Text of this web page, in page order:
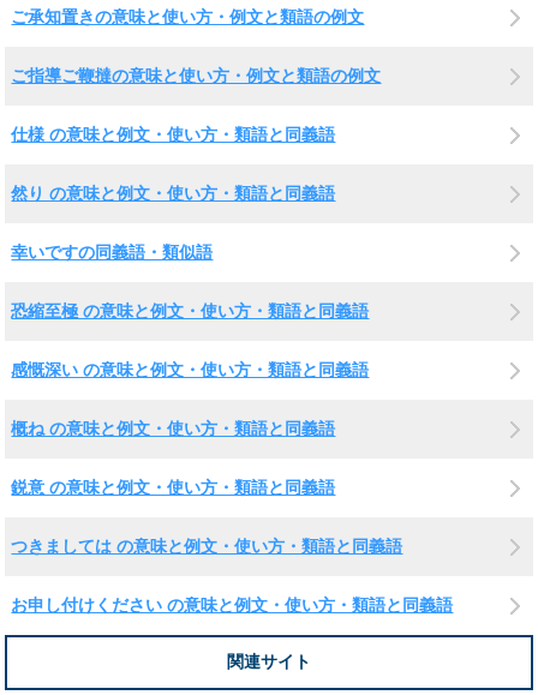
ご承知置きの意味と使い方・例文と類語の例文
ご指導ご鞭撻の意味と使い方・例文と類語の例文
仕様 の意味と例文・使い方・類語と同義語
然り の意味と例文・使い方・類語と同義語
幸いですの同義語・類似語
恐縮至極 の意味と例文・使い方・類語と同義語
感慨深い の意味と例文・使い方・類語と同義語
概ね の意味と例文・使い方・類語と同義語
鋭意 の意味と例文・使い方・類語と同義語
つきましては の意味と例文・使い方・類語と同義語
お申し付けください の意味と例文・使い方・類語と同義語
関連サイト